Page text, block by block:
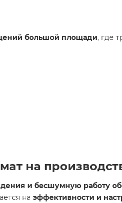
большой площади, где
на
и бесшумную работу
на эффективности и